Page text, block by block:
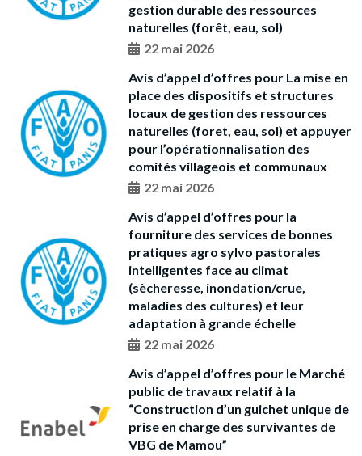
gestion durable des ressources
naturelles (forêt, eau, sol)
22 mai 2026
Avis d’appel d’offres pour La mise en
place des dispositifs et structures
locaux de gestion des ressources
naturelles (foret, eau, sol) et appuyer
pour l’opérationnalisation des
comités villageois et communaux
22 mai 2026
Avis d’appel d’offres pour la
fourniture des services de bonnes
pratiques agro sylvo pastorales
intelligentes face au climat
(sècheresse, inondation/crue,
maladies des cultures) et leur
adaptation à grande échelle
22 mai 2026
Avis d’appel d’offres pour le Marché
public de travaux relatif à la
“Construction d’un guichet unique de
prise en charge des survivantes de
VBG de Mamou”